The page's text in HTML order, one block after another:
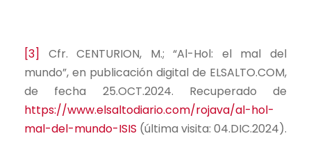
[3]
Cfr. CENTURION, M.; “Al-Hol: el mal del
mundo”, en publicación digital de ELSALTO.COM,
de fecha 25.OCT.2024. Recuperado de
https://www.elsaltodiario.com/rojava/al-hol-
mal-del-mundo-ISIS (última visita: 04.DIC.2024).